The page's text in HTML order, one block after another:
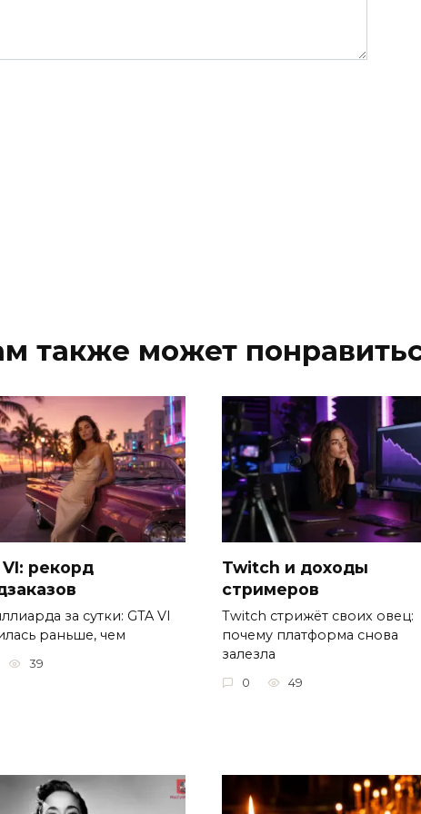
также может
VI: рекорд
за сутки: GTA VI
раньше, чем
39
Twitch и доходы
стримеров
Twitch стрижёт своих овец:
почему платформа снова
залезла
0 49